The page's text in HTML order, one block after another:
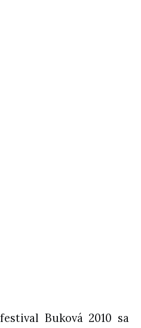
Buková 2010 sa